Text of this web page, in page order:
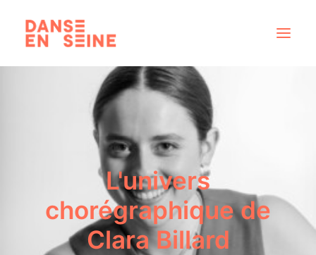
DISPOSITIFS ARTISTIQUES
NOUS REJOINDREL'univers
chorégraphique de
Clara Billard